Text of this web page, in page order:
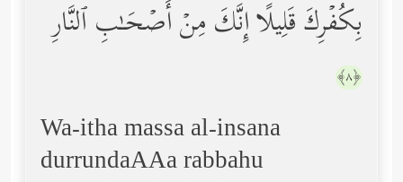
بِكُفۡرِكَ قَلِیلًا إِنَّكَ مِنۡ أَصۡحَـٰبِ ٱلنَّارِ
﴿٨﴾
Wa-itha massa al-insana
durrundaAAa rabbahu